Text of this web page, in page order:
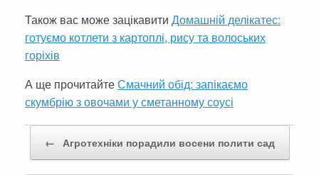
Також вас може зацікавити Домашній делікатес:
готуємо котлети з картоплі, рису та волоських
горіхів
А ще прочитайтеСмачний обід: запікаємо
скумбрію з овочами у сметанному соусі
← Агротехніки порадили восени полити сад